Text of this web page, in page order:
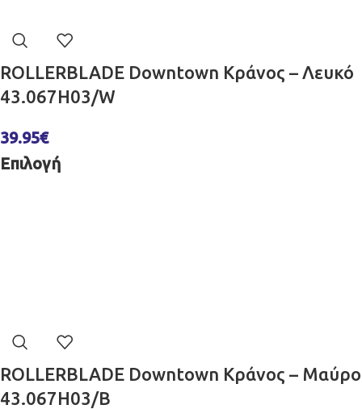
ROLLERBLADE Downtown Κράνος – Λευκό
43.067H03/W
39.95€
Επιλογή
ROLLERBLADE Downtown Κράνος – Μαύρο
43.067H03/B